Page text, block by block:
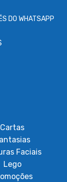
DO WHATSAPP
Cartas
Faciais
Lego